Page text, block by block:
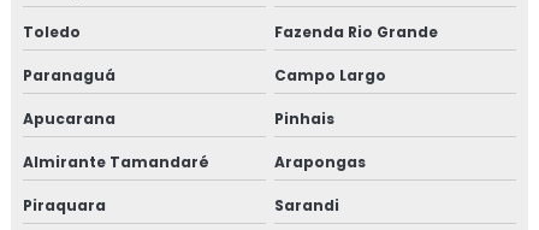
Toledo Fazenda Rio Grande
Paranaguá Campo Largo
Apucarana Pinhais
Almirante Tamandaré Arapongas
Piraquara Sarandi